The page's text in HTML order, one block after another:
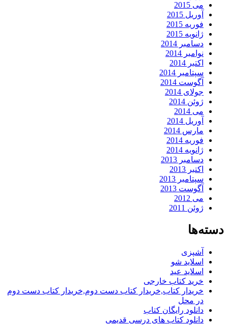
می 2015
آوریل 2015
فوریه 2015
ژانویه 2015
دسامبر 2014
نوامبر 2014
اکتبر 2014
سپتامبر 2014
آگوست 2014
جولای 2014
ژوئن 2014
می 2014
آوریل 2014
مارس 2014
فوریه 2014
ژانویه 2014
دسامبر 2013
اکتبر 2013
سپتامبر 2013
آگوست 2013
می 2012
ژوئن 2011
دسته‌ها
آشپزی
اسلاید شو
اسلاید عید
خرید کتاب خارجی
خریدار کتاب,خریدار کتاب دست دوم,خریدار کتاب دست دوم
در محل
دانلود رایگان کتاب
دانلود کتاب های درسی قدیمی